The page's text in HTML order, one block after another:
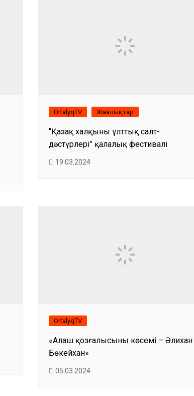
OrtalyqTV Жаңалықтар
“Қазақ халқының ұлттық салт-
дәстүрлері” қалалық фестивалі
19.03.2024
OrtalyqTV
«Алаш қозғалысының көсемі – Әлихан
Бөкейхан»
05.03.2024